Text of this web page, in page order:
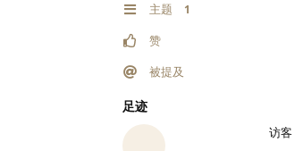
主题 1
赞
被提及
足迹
访客